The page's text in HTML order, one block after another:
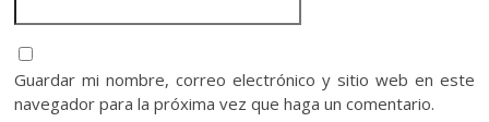
Guardar mi nombre, correo electrónico y sitio web en este
navegador para la próxima vez que haga un comentario.